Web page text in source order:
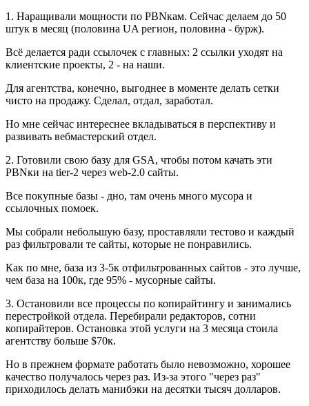
1. Наращивали мощности по PBNкам. Сейчас делаем до 50
штук в месяц (половина UA регион, половина - бурж).
Всё делается ради ссылочек с главных: 2 ссылки уходят на
клиентские проекты, 2 - на наши.
Для агентства, конечно, выгоднее в моменте делать сетки
чисто на продажу. Сделал, отдал, заработал.
Но мне сейчас интереснее вкладываться в перспективу и
развивать вебмастерский отдел.
2. Готовили свою базу для GSA, чтобы потом качать эти
PBNки на tier-2 через web-2.0 сайты.
Все покупные базы - дно, там очень много мусора и
ссылочных помоек.
Мы собрали небольшую базу, проставляли тестово и каждый
раз фильтровали те сайты, которые не понравились.
Как по мне, база из 3-5к отфильтрованных сайтов - это лучше,
чем база на 100к, где 95% - мусорные сайты.
3. Остановили все процессы по копирайтингу и занимались
перестройкой отдела. Перебирали редакторов, сотни
копирайтеров. Остановка этой услуги на 3 месяца стоила
агентству больше $70к.
Но в прежнем формате работать было невозможно, хорошее
качество получалось через раз. Из-за этого "через раз"
приходилось делать манибэки на десятки тысяч долларов.